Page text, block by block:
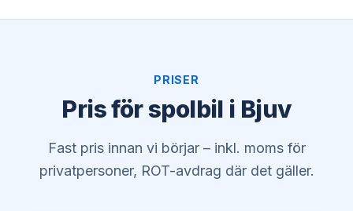
PRISER
Pris för spolbil i Bjuv
Fast pris innan vi börjar – inkl. moms för
privatpersoner, ROT-avdrag där det gäller.